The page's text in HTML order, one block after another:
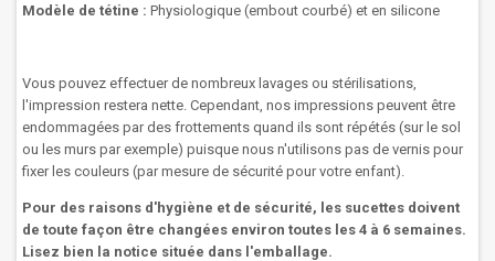
Modèle de tétine : Physiologique (embout courbé) et en silicone
Vous pouvez effectuer de nombreux lavages ou stérilisations,
l'impression restera nette. Cependant, nos impressions peuvent être
endommagées par des frottements quand ils sont répétés (sur le sol
ou les murs par exemple) puisque nous n'utilisons pas de vernis pour
fixer les couleurs (par mesure de sécurité pour votre enfant).
Pour des raisons d'hygiène et de sécurité, les sucettes doivent
de toute façon être changées environ toutes les 4 à 6 semaines.
Lisez bien la notice située dans l'emballage.